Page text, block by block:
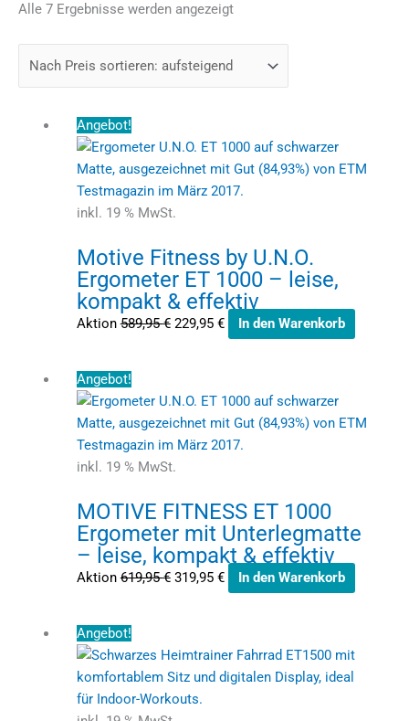
Alle 7 Ergebnisse werden angezeigt
Angebot!
inkl. 19 % MwSt.
Motive Fitness by U.N.O.
Ergometer ET 1000 – leise,
kompakt & effektiv
Aktion589,95€
Preis
war:
589,95 €
229,95 €
Preis
ist:
229,95 €.
In den Warenkorb
Angebot!
inkl. 19 % MwSt.
MOTIVE FITNESS ET 1000
Ergometer mit Unterlegmatte
– leise, kompakt & effektiv
Aktion619,95€
Preis
war:
619,95 €
319,95 €
Preis
ist:
319,95 €.
In den Warenkorb
Angebot!
Preis
war:
699,95 €
Preis
ist: